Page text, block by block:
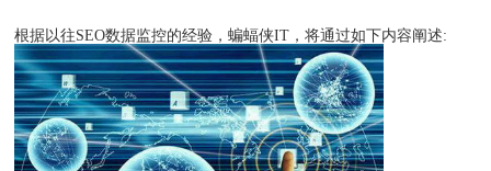
根据以往SEO数据监控的经验，蝙蝠侠IT，将通过如下内容阐述: